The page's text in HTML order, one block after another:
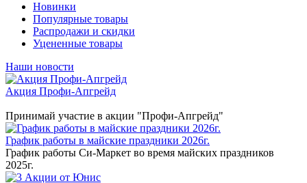
Новинки
Популярные товары
Распродажи и скидки
Уцененные товары
Наши новости
Акция Профи-Апгрейд
Принимай участие в акции "Профи-Апгрейд"
График работы в майские праздники 2026г.
График работы Си-Маркет во время майских праздников
2025г.